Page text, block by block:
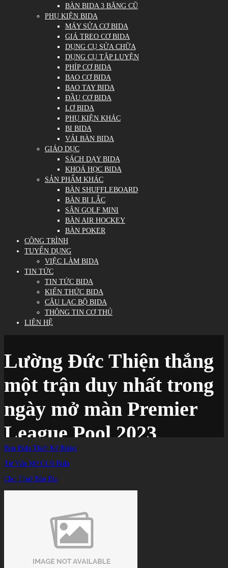
BÀN BIDA 3 BĂNG CŨ
PHỤ KIỆN BIDA
MÁY SỬA CƠ BIDA
GIÁ TREO CƠ BIDA
DỤNG CỤ SỬA CHỮA
DỤNG CỤ TẬP LUYỆN
PHÍP CƠ BIDA
BAO CƠ BIDA
BAO TAY BIDA
ĐẦU CƠ BIDA
LƠ BIDA
PHỤ KIỆN KHÁC
BI BIDA
VẢI BÀN BIDA
GIÁO DỤC
SÁCH DẠY BIDA
KHOÁ HỌC BIDA
SẢN PHẨM KHÁC
BÀN SHUFFLEBOARD
BÀN BI LẮC
SÂN GOLF MINI
BÀN AIR HOCKEY
BÀN POKER
CÔNG TRÌNH
TUYỂN DỤNG
VIỆC LÀM BIDA
TIN TỨC
TIN TỨC BIDA
KIẾN THỨC BIDA
CÂU LẠC BỘ BIDA
THÔNG TIN CƠ THỦ
LIÊN HỆ
Lường Đức Thiện thắng
một trận duy nhất trong
ngày mở màn Premier
League Pool 2023
TIN TỨC /
Bàn Bida Thiết Kế Riêng
Tư Vấn Mở CLB Bida
Cho Thuê Bàn Bia